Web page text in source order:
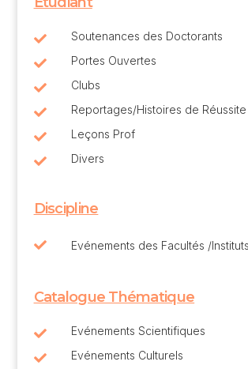
 Soutenances des Doctorants
 Portes Ouvertes
 Clubs
 Reportages/Histoires de Réussite
 Leçons Prof
 Divers
Discipline
 Evénements des Facultés /Instituts
Catalogue Thématique
 Evénements Scientifiques
 Evénements Culturels